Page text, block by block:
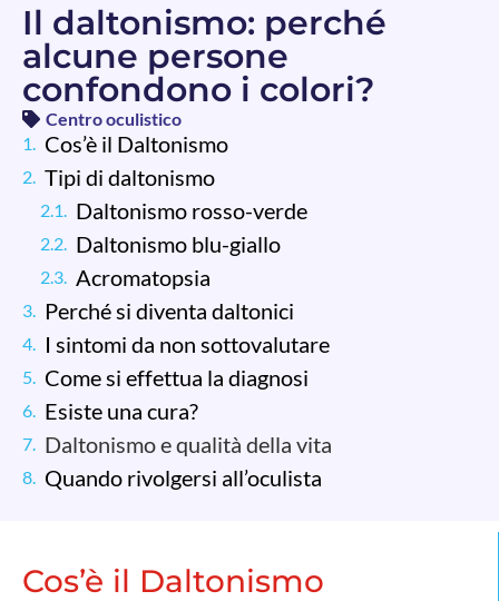
Il daltonismo: perché
alcune persone
confondono i colori?
Centro oculistico
Cos’è il Daltonismo
Tipi di daltonismo
Daltonismo rosso-verde
Daltonismo blu-giallo
Acromatopsia
Perché si diventa daltonici
I sintomi da non sottovalutare
Come si effettua la diagnosi
Esiste una cura?
Daltonismo e qualità della vita
Quando rivolgersi all’oculista
Cos’è il Daltonismo